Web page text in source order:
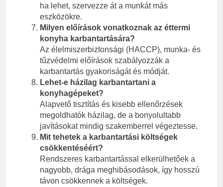
ha lehet, szervezze át a munkát más
eszközökre.
Milyen előírások vonatkoznak az éttermi
konyha karbantartására?
Az élelmiszerbiztonsági (HACCP), munka- és
tűzvédelmi előírások szabályozzák a
karbantartás gyakoriságát és módját.
Lehet-e házilag karbantartani a
konyhagépeket?
Alapvető tisztítás és kisebb ellenőrzések
megoldhatók házilag, de a bonyolultabb
javításokat mindig szakemberrel végeztesse.
Mit tehetek a karbantartási költségek
csökkentéséért?
Rendszeres karbantartással elkerülhetőek a
nagyobb, drága meghibásodások, így hosszú
távon csökkennek a költségek.